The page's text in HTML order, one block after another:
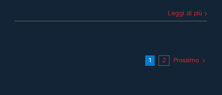
Leggi di più
1 2 Prossimo